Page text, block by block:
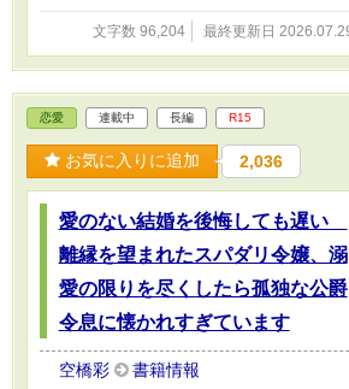
な！の精神で書いててます。 間違っている
お話の世界はそうなんだ、と流してください
回。4話から主人公視点で物語が動き始めま
を大幅に見直し、改稿しています。少しでも
ただけるようにしました。
文字数 96,204 最終更新日
恋愛 連載中 長編 R15
お気に入りに追加 2,036
愛のない結婚を後悔しても遅い
離縁を望まれたスパダリ令嬢、溺
愛の限りを尽くしたら孤独な公爵
令息に懐かれすぎています
空橋彩 書籍情報